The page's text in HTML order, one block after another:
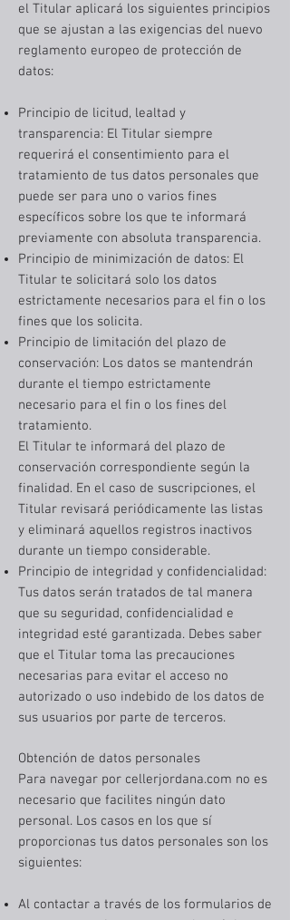
el Titular aplicará los siguientes principios
que se ajustan a las exigencias del nuevo
reglamento europeo de protección de
datos:
Principio de licitud, lealtad y
transparencia: El Titular siempre
requerirá el consentimiento para el
tratamiento de tus datos personales que
puede ser para uno o varios fines
específicos sobre los que te informará
previamente con absoluta transparencia.
Principio de minimización de datos: El
Titular te solicitará solo los datos
estrictamente necesarios para el fin o los
fines que los solicita.
Principio de limitación del plazo de
conservación: Los datos se mantendrán
durante el tiempo estrictamente
necesario para el fin o los fines del
tratamiento.
El Titular te informará del plazo de
conservación correspondiente según la
finalidad. En el caso de suscripciones, el
Titular revisará periódicamente las listas
y eliminará aquellos registros inactivos
durante un tiempo considerable.
Principio de integridad y confidencialidad:
Tus datos serán tratados de tal manera
que su seguridad, confidencialidad e
integridad esté garantizada. Debes saber
que el Titular toma las precauciones
necesarias para evitar el acceso no
autorizado o uso indebido de los datos de
sus usuarios por parte de terceros.
Obtención de datos personales
Para navegar por cellerjordana.com no es
necesario que facilites ningún dato
personal. Los casos en los que sí
proporcionas tus datos personales son los
siguientes:
Al contactar a través de los formularios de